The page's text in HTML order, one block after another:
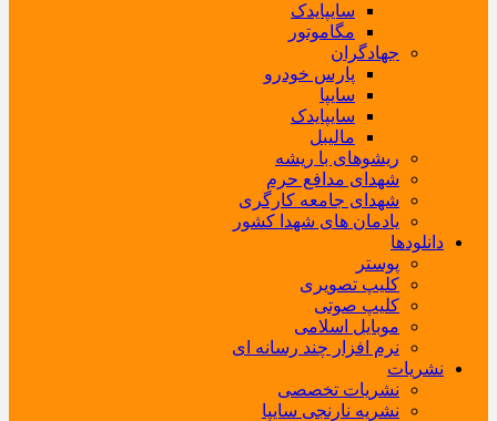
سایپایدک
مگاموتور
جهادگران
پارس خودرو
سایپا
سایپایدک
مالیبل
ریشوهای با ریشه
شهدای مدافع حرم
شهدای جامعه کارگری
یادمان های شهدا کشور
دانلودها
پوستر
کلیپ تصویری
کلیپ صوتی
موبایل اسلامی
نرم افزار چند رسانه ای
نشریات
نشریات تخصصی
نشریه نارنجی سایپا